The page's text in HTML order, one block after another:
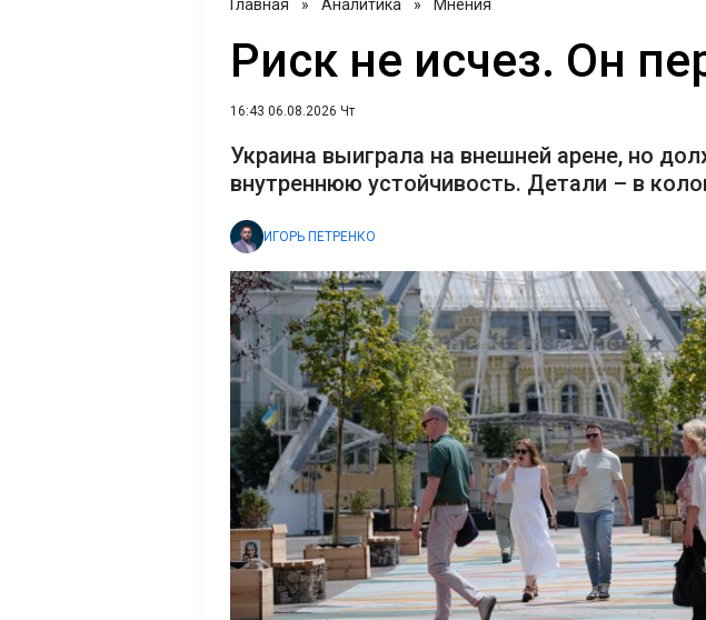
Главная » Аналитика » Мнения
Риск не исчез. Он
16:43 06.08.2026 Чт
Украина выиграла на внешней арене, но
внутреннюю устойчивость. Детали – в
ИГОРЬ ПЕТРЕНКО